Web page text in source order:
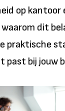
op kantoor
dit
praktische
past bij jouw